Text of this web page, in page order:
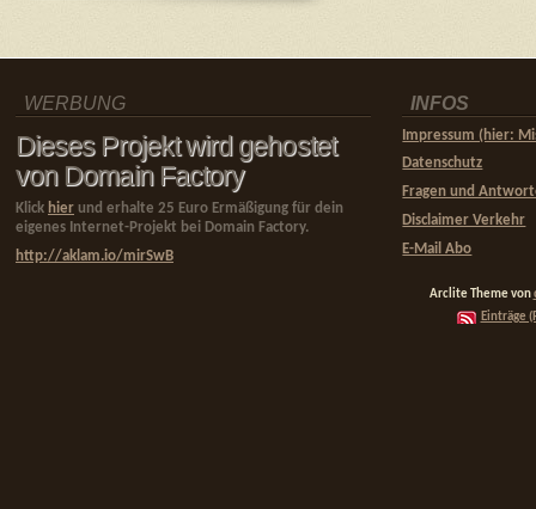
WERBUNG
Dieses Projekt wird gehostet
von Domain Factory
Klick hier und erhalte 25 Euro Ermäßigung für dein
eigenes Internet-Projekt bei Domain Factory.
http://aklam.io/mirSwB
INFOS
Impressum (hier:
Datenschutz
Fragen und
Disclaimer Verkehr
E-Mail Abo
Arclite Theme von
Einträge